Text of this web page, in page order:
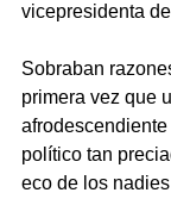
vicepresidenta
Sobraban
primera vez que
político tan
eco de los